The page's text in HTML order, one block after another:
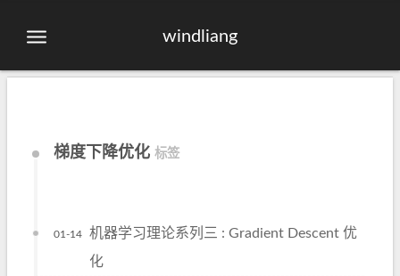
windliang
梯度下降优化 标签
机器学习理论系列三 : Gradient Descent 优
化
01-14